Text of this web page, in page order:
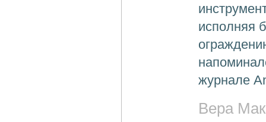
исполняя
журнале
Вера